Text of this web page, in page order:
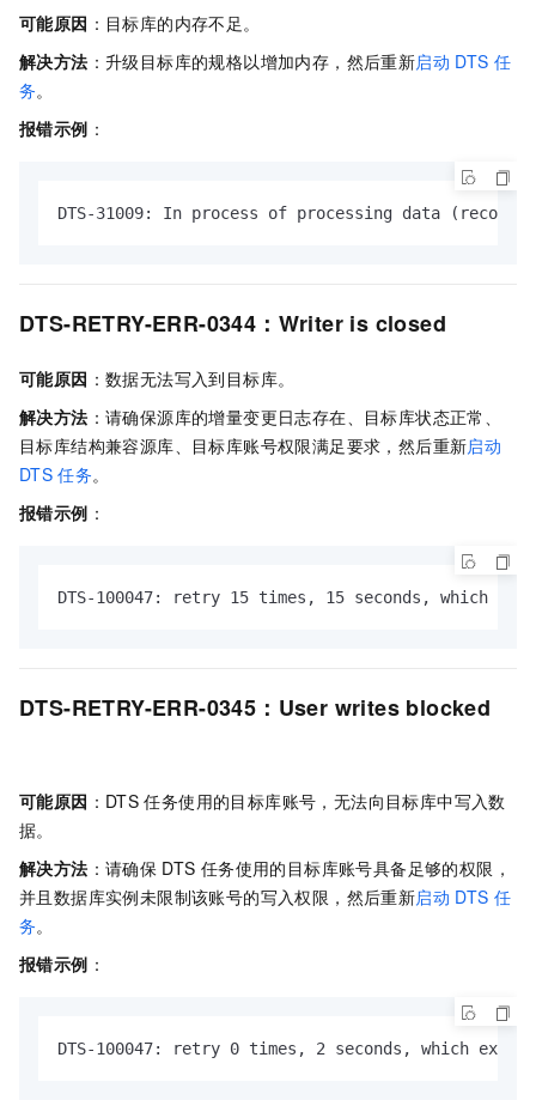
可能原因 ：目标库的内存不足。
解决方法 ：升级目标库的规格以增加内存，然后重新启动 DTS 任
务。
报错示例 ：
DTS-31009: In process of processing data
DTS-RETRY-ERR-0344：Writer is closed
可能原因 ：数据无法写入到目标库。
解决方法 ：请确保源库的增量变更日志存在、目标库状态正常、
目标库结构兼容源库、目标库账号权限满足要求，然后重新启动
DTS 任务。
报错示例 ：
DTS-100047: retry 15 times, 15 seconds, which
DTS-RETRY-ERR-0345：User writes blocked
可能原因 ：DTS 任务使用的目标库账号，无法向目标库中写入数
据。
解决方法 ：请确保 DTS 任务使用的目标库账号具备足够的权限，
并且数据库实例未限制该账号的写入权限，然后重新启动 DTS 任
务。
报错示例 ：
DTS-100047: retry 0 times, 2 seconds, which